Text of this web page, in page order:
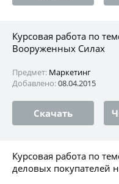
Курсовая работа по
Вооруженных Силах
Предмет: Маркетинг
Добавлено:08.04.2015
Скачать
Курсовая работа по
деловых покупателей